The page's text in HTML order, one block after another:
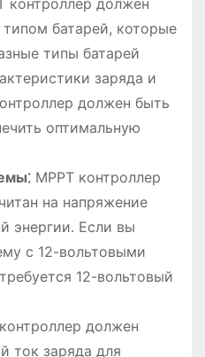
батарей, которые
типы батарей
заряда и
должен быть
оптимальную
MPPT контроллер
на напряжение
энергии․ Если вы
с 12-вольтовыми
12-вольтовый
должен
ток заряда для